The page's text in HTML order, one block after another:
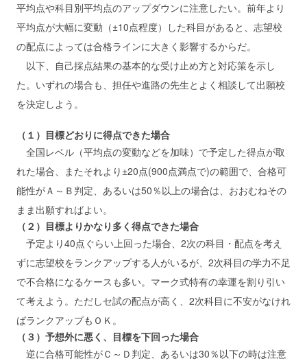
平均点や科目別平均点のアップダウンに注意したい。前年より
平均点が大幅に変動（±10点程度）した科目があると、志望校
の配点によっては合格ラインに大きく影響するからだ。
以下、自己採点結果の基本的な受け止め方と対応策を示し
た。いずれの場合も、担任や進路の先生とよく相談して出願校
を決定しよう。
（１）目標どおりに得点できた場合
全国レベル（平均点の変動などを加味）で予定した得点が取
れた場合、またそれより±20点(900点満点で)の範囲で、合格可
能性がＡ～Ｂ判定、あるいは50％以上の場合は、おおむねその
まま出願すればよい。
（２）目標よりかなり多く得点できた場合
予定より40点ぐらい上回った場合、2次の科目・配点を考え
ずに志望校をランクアップする人がいるが、2次科目の学力不足
で不合格になるケースも多い。マーク式特有の幸運を割り引い
て考えよう。ただしセ試の配点が高く、2次科目に不安がなけれ
ばランクアップもＯＫ。
（３）予想外に悪く、目標を下回った場合
逆に合格可能性がＣ～Ｄ判定、あるいは30％以下の時は注意